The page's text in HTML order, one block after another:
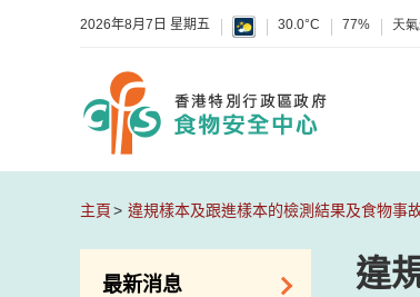
2026年8月7日 星期五 30.0°C 77% 天
主頁 違規樣本及跟進樣本的檢測結果及食物事
最新消息 違